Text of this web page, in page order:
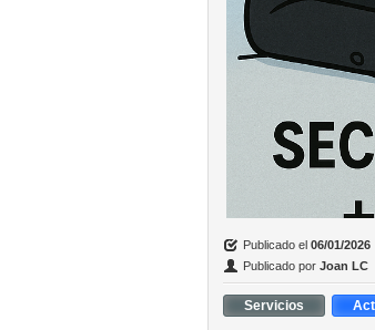
Publicado el 06/01/2026
Publicado por Joan LC
Servicios